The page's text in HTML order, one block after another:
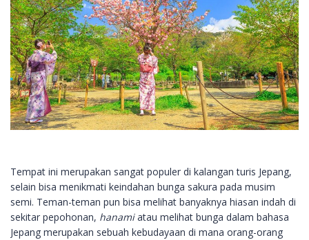
Tempat ini merupakan sangat populer di kalangan turis Jepang,
selain bisa menikmati keindahan bunga sakura pada musim
semi. Teman-teman pun bisa melihat banyaknya hiasan indah di
sekitar pepohonan, hanamiatau melihat bunga dalam bahasa
Jepang merupakan sebuah kebudayaan di mana orang-orang